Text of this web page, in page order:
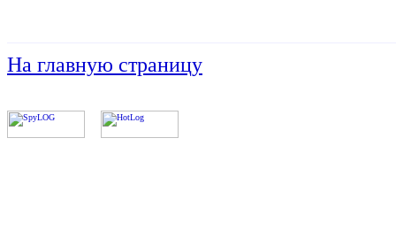
На главную страницу